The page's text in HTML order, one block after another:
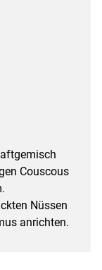
Couscous
Nüssen
anrichten.